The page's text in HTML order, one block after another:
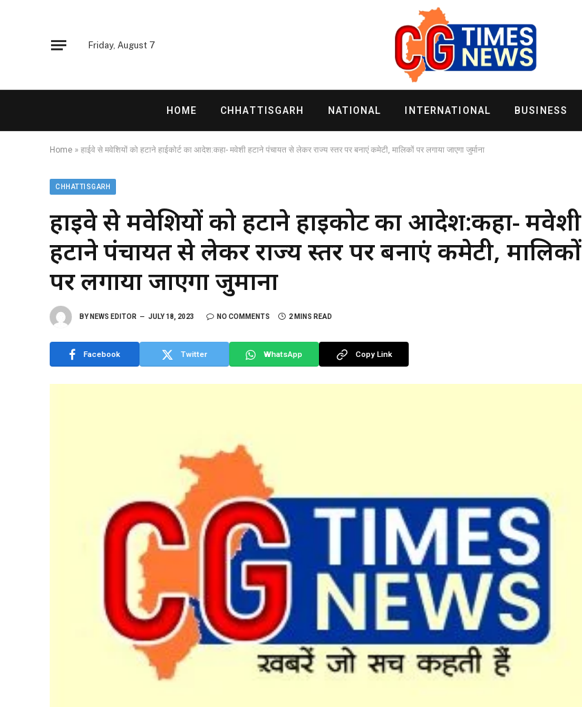
Friday, August 7
HOME CHHATTISGARH NATIONAL INTERNATIONAL BUSINESS
Home » हाईवे से मवेशियों को हटाने हाईकोर्ट का आदेश:कहा- मवेशी हटाने पंचायत से लेकर राज्य स्तर पर बनाएं कमेटी, मालिकों पर लगाया जाएगा जुर्माना
CHHATTISGARH
हाईवे से मवेशियों को हटाने हाईकोर्ट का आदेश:कहा- मवेशी
हटाने पंचायत से लेकर राज्य स्तर पर बनाएं कमेटी, मालिकों
पर लगाया जाएगा जुर्माना
BY NEWS EDITOR JULY 18, 2023 NO COMMENTS 2 MINS READ
Facebook Twitter WhatsApp Copy Link